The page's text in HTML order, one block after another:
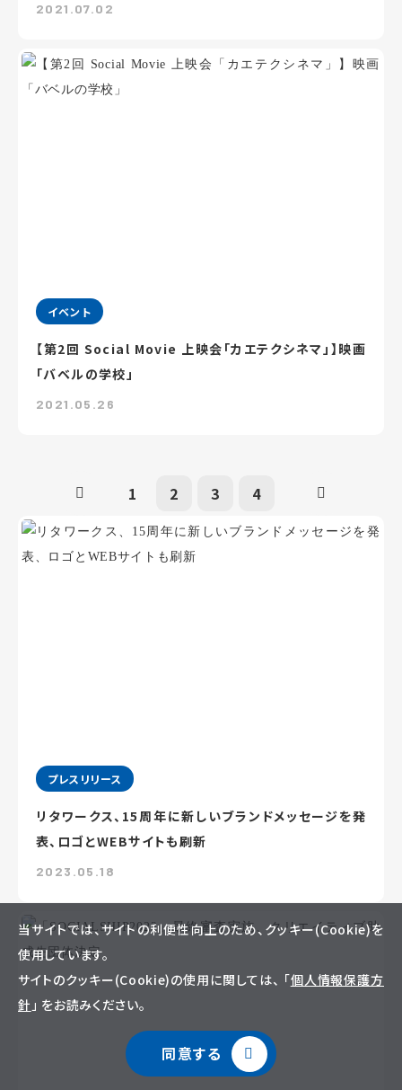
2021.07.02
イベント
【第2回 Social Movie 上映会「カエテクシネマ」】映画
「バベルの学校」
2021.05.26
1 2 3 4
プレスリリース
リタワークス、15周年に新しいブランドメッセージを発
表、ロゴとWEBサイトも刷新
2023.05.18
当サイトでは、サイトの利便性向上のため、クッキー(Cookie)を
使用しています。
サイトのクッキー(Cookie)の使用に関しては、 「個人情報保護方
針」 をお読みください。
同意する